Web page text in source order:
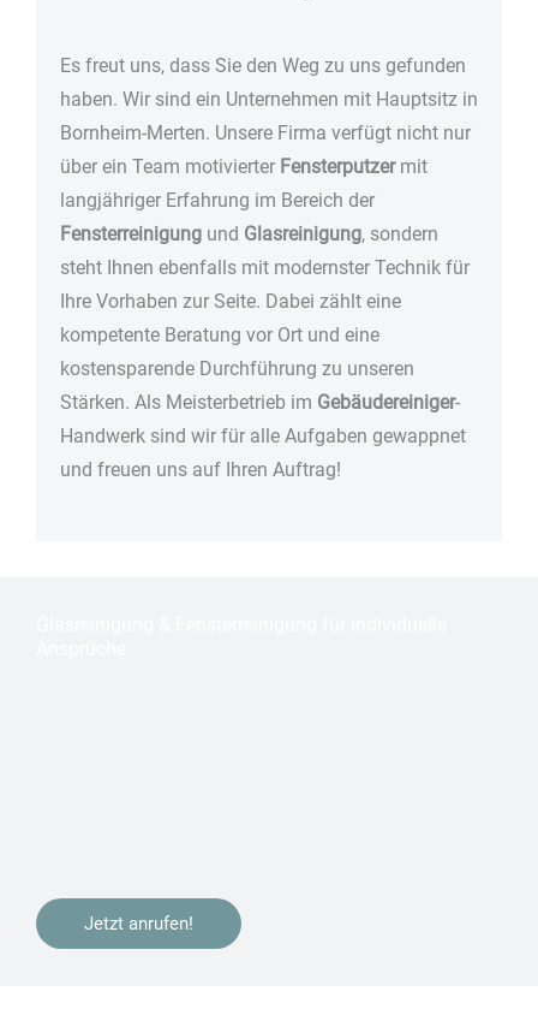
Es freut uns, dass Sie den Weg zu uns gefunden
haben. Wir sind ein Unternehmen mit Hauptsitz in
Bornheim-Merten. Unsere Firma verfügt nicht nur
über ein Team motivierter Fensterputzermit
langjähriger Erfahrung im Bereich der
Fensterreinigung und Glasreinigung, sondern
steht Ihnen ebenfalls mit modernster Technik für
Ihre Vorhaben zur Seite. Dabei zählt eine
kompetente Beratung vor Ort und eine
kostensparende Durchführung zu unseren
Stärken. Als Meisterbetrieb im Gebäudereiniger-
Handwerk sind wir für alle Aufgaben gewappnet
und freuen uns auf Ihren Auftrag!
Jetzt anrufen!